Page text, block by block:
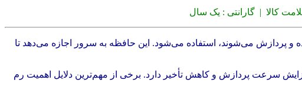
کالا | گارانتی : یک سال
پردازش می‌شوند، استفاده می‌شود. این حافظه به سرور اجازه می‌دهد تا
سرعت پردازش و کاهش تأخیر دارد. برخی از مهم‌ترین دلایل اهمیت رم